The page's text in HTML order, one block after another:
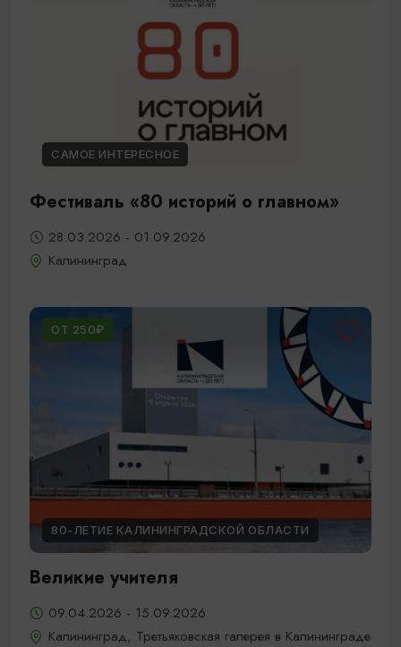
САМОЕ ИНТЕРЕСНОЕ
Фестиваль «80 историй о главном»
28.03.2026 - 01.09.2026
Калининград
ОТ 250₽
80-ЛЕТИЕ КАЛИНИНГРАДСКОЙ ОБЛАСТИ
Великие учителя
09.04.2026 - 15.09.2026
Калининград, Третьяковская галерея в Калининграде